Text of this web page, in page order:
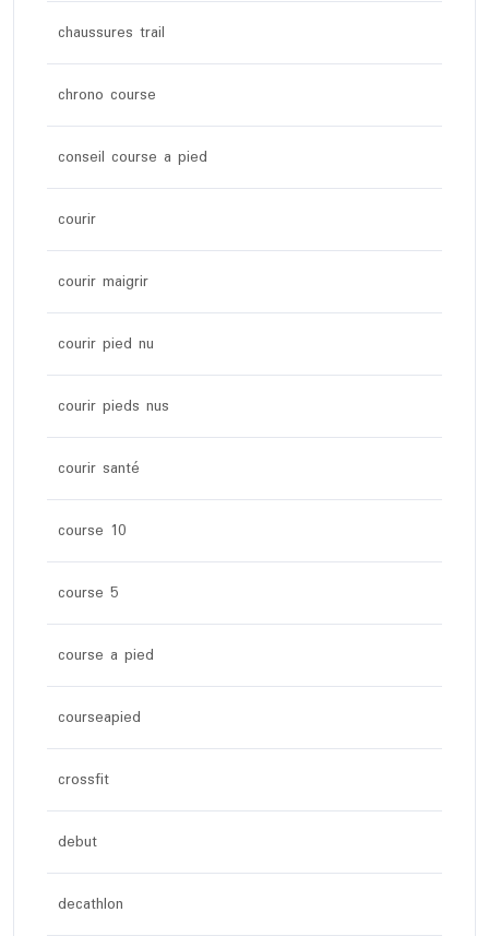
chaussures trail
chrono course
conseil course a pied
courir
courir maigrir
courir pied nu
courir pieds nus
courir santé
course 10
course 5
course a pied
courseapied
crossfit
debut
decathlon